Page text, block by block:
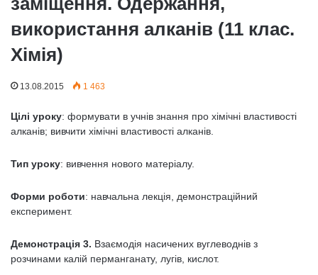
використання алканів (11 клас.
Хімія)
13.08.2015 1 463
Цілі уроку: формувати в учнів знання про хімічні властивості
алканів; вивчити хімічні властивості алканів.
Тип уроку: вивчення нового матеріалу.
Форми роботи: навчальна лекція, демонстраційний
експеримент.
Демонстрація 3. Взаємодія насичених вуглеводнів з
розчинами калій перманганату, лугів, кислот.